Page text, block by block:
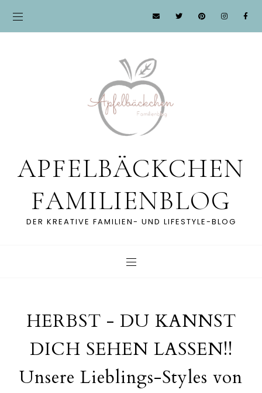
APFELBÄCKCHEN
FAMILIENBLOG
DER KREATIVE FAMILIEN- UND LIFESTYLE-BLOG
HERBST - DU KANNST
DICH SEHEN LASSEN!!
Unsere Lieblings-Styles von